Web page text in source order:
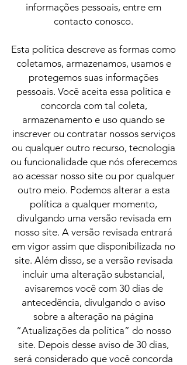
informações pessoais, entre em
contacto conosco.
Esta política descreve as formas como
coletamos, armazenamos, usamos e
protegemos suas informações
pessoais. Você aceita essa política e
concorda com tal coleta,
armazenamento e uso quando se
inscrever ou contratar nossos serviços
ou qualquer outro recurso, tecnologia
ou funcionalidade que nós oferecemos
ao acessar nosso site ou por qualquer
outro meio. Podemos alterar a esta
política a qualquer momento,
divulgando uma versão revisada em
nosso site. A versão revisada entrará
em vigor assim que disponibilizada no
site. Além disso, se a versão revisada
incluir uma alteração substancial,
avisaremos você com 30 dias de
antecedência, divulgando o aviso
sobre a alteração na página
“Atualizações da política” do nosso
site. Depois desse aviso de 30 dias,
será considerado que você concorda